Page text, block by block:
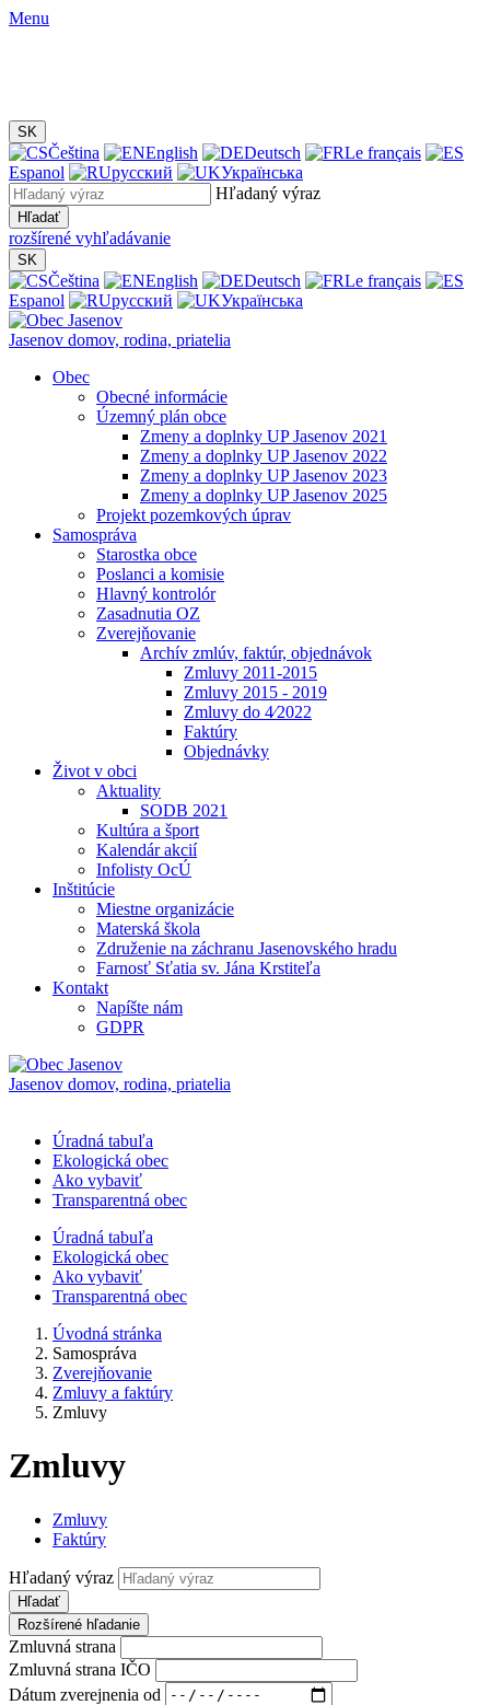
Menu
SK
Čeština English Deutsch
Le français
Espanol
русский
Українська
Hľadaný výraz
Hľadať
rozšírené vyhľadávanie
SK
Čeština English Deutsch
Le français
Espanol
русский Українська
Jasenov domov, rodina, priatelia
Obec
Obecné informácie
Územný plán obce
Zmeny a doplnky UP Jasenov 2021
Zmeny a doplnky UP Jasenov 2022
Zmeny a doplnky UP Jasenov 2023
Zmeny a doplnky UP Jasenov 2025
Projekt pozemkových úprav
Samospráva
Starostka obce
Poslanci a komisie
Hlavný kontrolór
Zasadnutia OZ
Zverejňovanie
Archív zmlúv, faktúr, objednávok
Zmluvy 2011-2015
Zmluvy 2015 - 2019
Zmluvy do 4⁄2022
Faktúry
Objednávky
Život v obci
Aktuality
SODB 2021
Kultúra a šport
Kalendár akcií
Infolisty OcÚ
Inštitúcie
Miestne organizácie
Materská škola
Združenie na záchranu Jasenovského hradu
Farnosť Sťatia sv. Jána Krstiteľa
Kontakt
Napíšte nám
GDPR
Jasenov domov, rodina, priatelia
Úradná tabuľa
Ekologická obec
Ako vybaviť
Transparentná obec
Úradná tabuľa
Ekologická obec
Ako vybaviť
Transparentná obec
Úvodná stránka
Samospráva
Zverejňovanie
Zmluvy a faktúry
Zmluvy
Zmluvy
Zmluvy
Faktúry
Hľadaný výraz
Hľadať
Rozšírené hľadanie
Zmluvná strana
Zmluvná strana IČO
Dátum zverejnenia od